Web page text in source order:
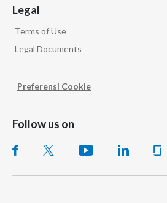
Legal
Terms of Use
Legal Documents
Preferensi Cookie
Follow us on